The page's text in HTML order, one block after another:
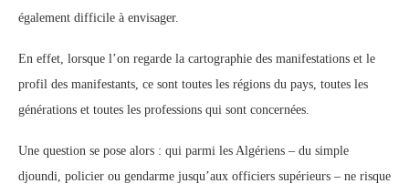
également difficile à envisager.
En effet, lorsque l’on regarde la cartographie des manifestations et le
profil des manifestants, ce sont toutes les régions du pays, toutes les
générations et toutes les professions qui sont concernées.
Une question se pose alors : qui parmi les Algériens – du simple
djoundi, policier ou gendarme jusqu’aux officiers supérieurs – ne risque